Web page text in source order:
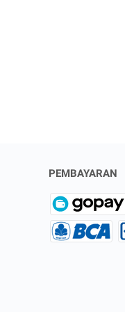
PEMBAYARAN